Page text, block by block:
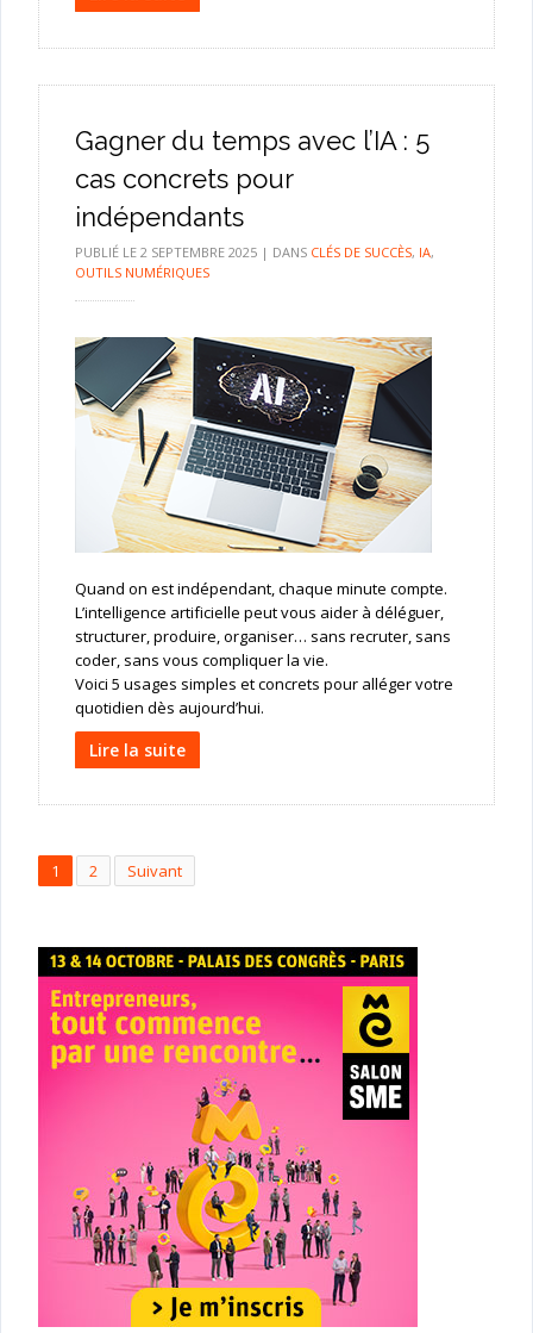
Gagner du temps avec l’IA : 5
cas concrets pour
indépendants
PUBLIÉ LE 2 SEPTEMBRE 2025| DANS CLÉS DE SUCCÈS, IA,
OUTILS NUMÉRIQUES
Quand on est indépendant, chaque minute compte.
L’intelligence artificielle peut vous aider à déléguer,
structurer, produire, organiser… sans recruter, sans
coder, sans vous compliquer la vie.
Voici 5 usages simples et concrets pour alléger votre
quotidien dès aujourd’hui.
Lire la suite
1 2 Suivant